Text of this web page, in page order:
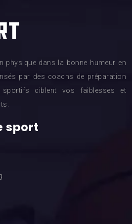
physique dans la bonne humeur en
par des coachs de préparation
sportifs ciblent vos faiblesses et
sport